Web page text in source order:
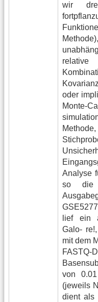
wir
oder
Analyse
so die
lief ein
Galo-
mit dem
FASTQ-
von
(jeweils
dient als